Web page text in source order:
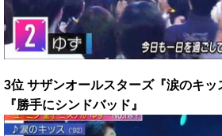
3位 サザンオールスターズ『涙のキッ
『勝手にシンドバッド』